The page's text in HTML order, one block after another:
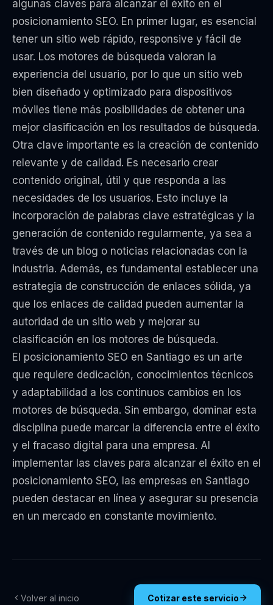
algunas claves para alcanzar el éxito en el
posicionamiento SEO. En primer lugar, es esencial
tener un sitio web rápido, responsive y fácil de
usar. Los motores de búsqueda valoran la
experiencia del usuario, por lo que un sitio web
bien diseñado y optimizado para dispositivos
móviles tiene más posibilidades de obtener una
mejor clasificación en los resultados de búsqueda.
Otra clave importante es la creación de contenido
relevante y de calidad. Es necesario crear
contenido original, útil y que responda a las
necesidades de los usuarios. Esto incluye la
incorporación de palabras clave estratégicas y la
generación de contenido regularmente, ya sea a
través de un blog o noticias relacionadas con la
industria. Además, es fundamental establecer una
estrategia de construcción de enlaces sólida, ya
que los enlaces de calidad pueden aumentar la
autoridad de un sitio web y mejorar su
clasificación en los motores de búsqueda.
El posicionamiento SEO en Santiago es un arte
que requiere dedicación, conocimientos técnicos
y adaptabilidad a los continuos cambios en los
motores de búsqueda. Sin embargo, dominar esta
disciplina puede marcar la diferencia entre el éxito
y el fracaso digital para una empresa. Al
implementar las claves para alcanzar el éxito en el
posicionamiento SEO, las empresas en Santiago
pueden destacar en línea y asegurar su presencia
en un mercado en constante movimiento.
Volver al inicio Cotizar este servicio